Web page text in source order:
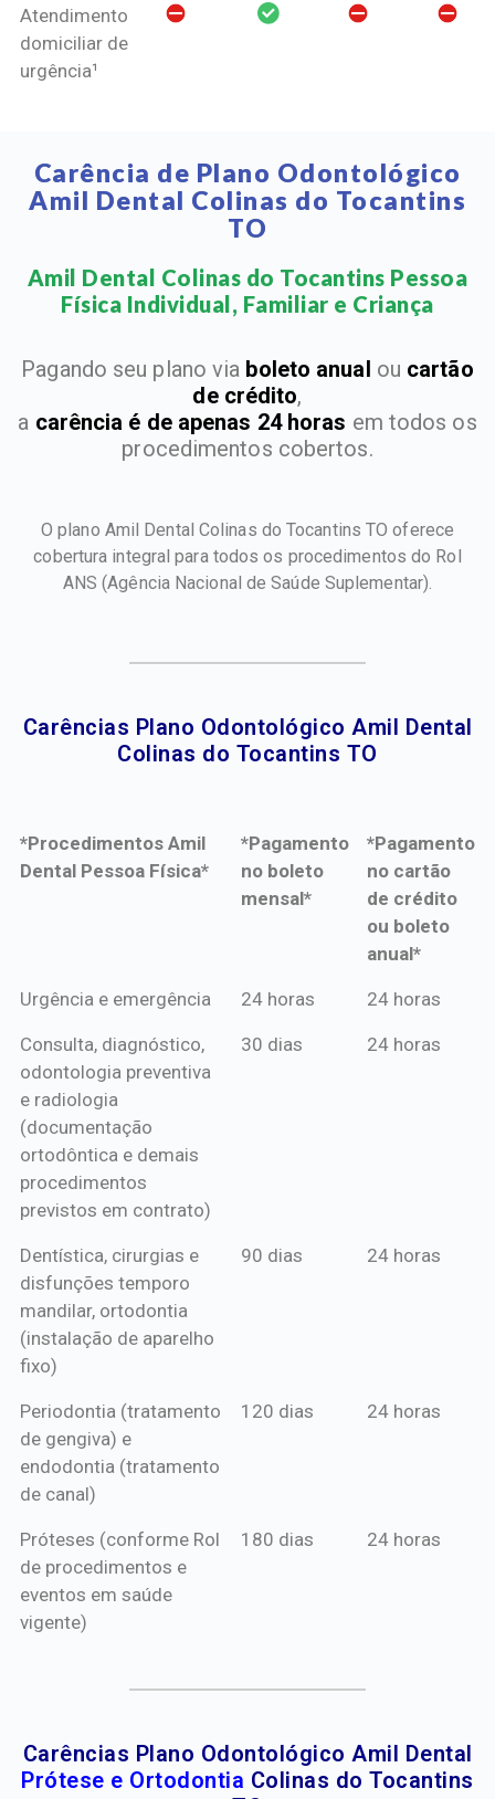
Atendimento
domiciliar de
urgência¹
Carência de Plano Odontológico
Amil Dental Colinas do Tocantins
TO
Amil Dental Colinas do Tocantins Pessoa
Física Individual, Familiar e Criança​
Pagando seu plano via boleto anual ou cartão
de crédito,
a carência é de apenas 24 horas em todos os
procedimentos cobertos.
O plano Amil Dental Colinas do Tocantins TO oferece
cobertura integral para todos os procedimentos do Rol
ANS(Agência Nacional de Saúde Suplementar).
Carências Plano Odontológico Amil Dental
Colinas do Tocantins TO​
*Procedimentos Amil
Dental Pessoa Física*
*Pagamento
no boleto
mensal*
*Pagamento
no cartão
de crédito
ou boleto
anual*
*Procedimentos Amil
*Pagamento
mensal*
*Pagamento
de crédito
Urgência e emergência 24 horas 24 horas
Consulta, diagnóstico,
odontologia preventiva
e radiologia
(documentação
ortodôntica e demais
procedimentos
previstos em contrato)
30 dias 24 horas
Dentística, cirurgias e
disfunções temporo
mandilar, ortodontia
(instalação de aparelho
fixo)
90 dias 24 horas
Periodontia (tratamento
de gengiva) e
endodontia (tratamento
de canal)
120 dias 24 horas
Próteses (conforme Rol
de procedimentos e
eventos em saúde
vigente)
180 dias 24 horas
Carências Plano Odontológico Amil Dental
Prótese e Ortodontia Colinas do Tocantins